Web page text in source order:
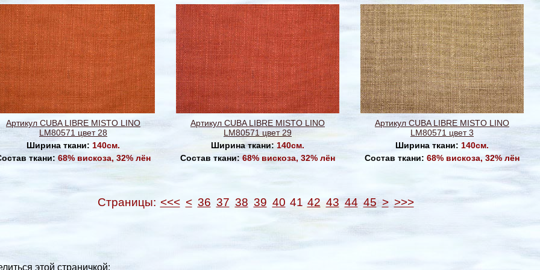
Артикул CUBA LIBRE MISTO LINO
LM80571 цвет 28
Ширина ткани: 140см.
ткани: 68% вискоза, 32% лён
Артикул CUBA LIBRE MISTO LINO
LM80571 цвет 29
Ширина ткани:140см.
Состав ткани:68% вискоза, 32% лён
Артикул CUBA LIBRE MISTO LINO
LM80571 цвет 3
Ширина ткани: 140см.
Состав ткани: 68% вискоза, 32% лён
Страницы: <<< < 36 37 38 39 40 41 42 43 44 45 > >>>
этой страничкой: